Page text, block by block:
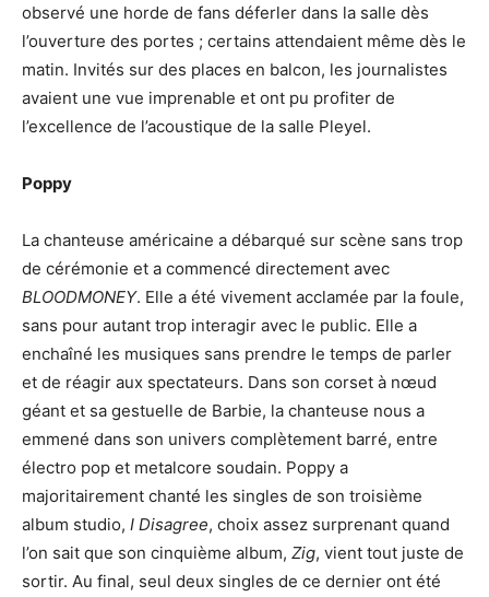
observé une horde de fans déferler dans la salle dès
l’ouverture des portes ; certains attendaient même dès le
matin. Invités sur des places en balcon, les journalistes
avaient une vue imprenable et ont pu profiter de
l’excellence de l’acoustique de la salle Pleyel.
Poppy
La chanteuse américaine a débarqué sur scène sans trop
de cérémonie et a commencé directement avec
BLOODMONEY. Elle a été vivement acclamée par la foule,
sans pour autant trop interagir avec le public. Elle a
enchaîné les musiques sans prendre le temps de parler
et de réagir aux spectateurs. Dans son corset à nœud
géant et sa gestuelle de Barbie, la chanteuse nous a
emmené dans son univers complètement barré, entre
électro pop et metalcore soudain. Poppy a
majoritairement chanté les singles de son troisième
album studio, I Disagree, choix assez surprenant quand
l’on sait que son cinquième album, Zig, vient tout juste de
sortir. Au final, seul deux singles de ce dernier ont été